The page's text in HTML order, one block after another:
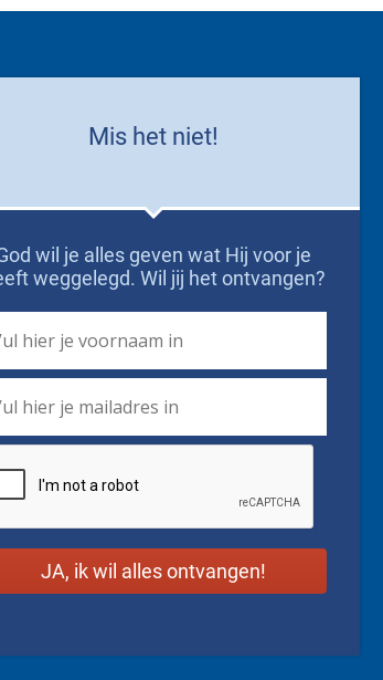
Mis het niet!
wil je alles geven wat Hij voor je
weggelegd. Wil jij het ontvangen?
*